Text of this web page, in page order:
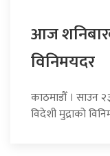
आज
विनिमयदर
काठमाडौँ । साउन
विदेशी मुद्राको